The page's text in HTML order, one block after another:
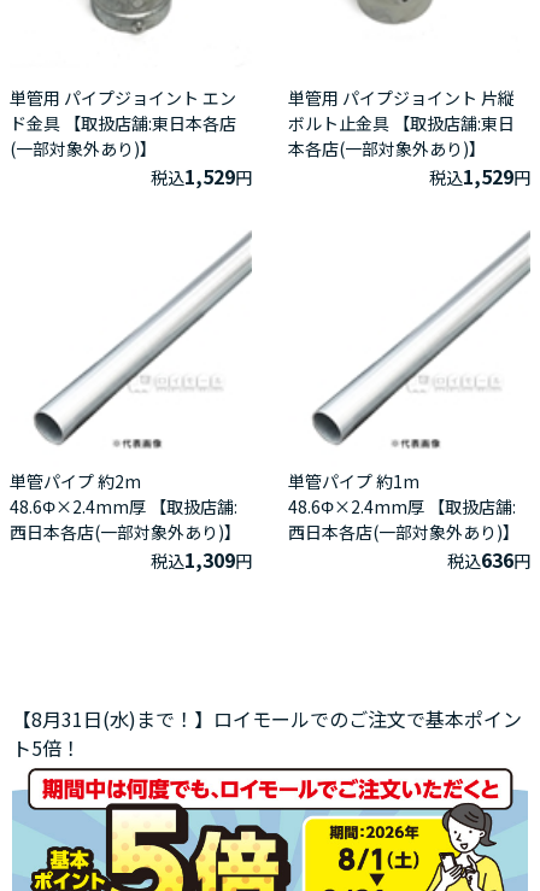
単管用 パイプジョイント エン
ド金具 【取扱店舗:東日本各店
(一部対象外あり)】
税込1,529円
単管用 パイプジョイント 片縦
ボルト止金具 【取扱店舗:東日
本各店(一部対象外あり)】
税込1,529円
単管パイプ 約2m
48.6Φ×2.4mm厚 【取扱店舗:
西日本各店(一部対象外あり)】
税込1,309円
単管パイプ 約1m
48.6Φ×2.4mm厚 【取扱店舗:
西日本各店(一部対象外あり)】
税込636円
【8月31日(水)まで！】ロイモールでのご注文で基本ポイン
ト5倍！